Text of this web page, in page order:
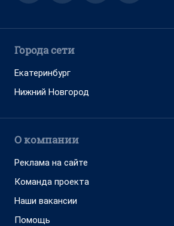
Города сети
Екатеринбург
Нижний Новгород
О компании
Реклама на сайте
Команда проекта
Наши вакансии
Помощь